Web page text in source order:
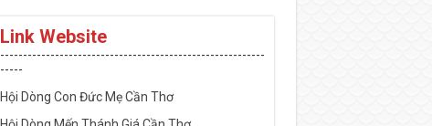
Link Website
----------------------------------------------------------
-----
Hội Dòng Con Đức Mẹ Cần Thơ